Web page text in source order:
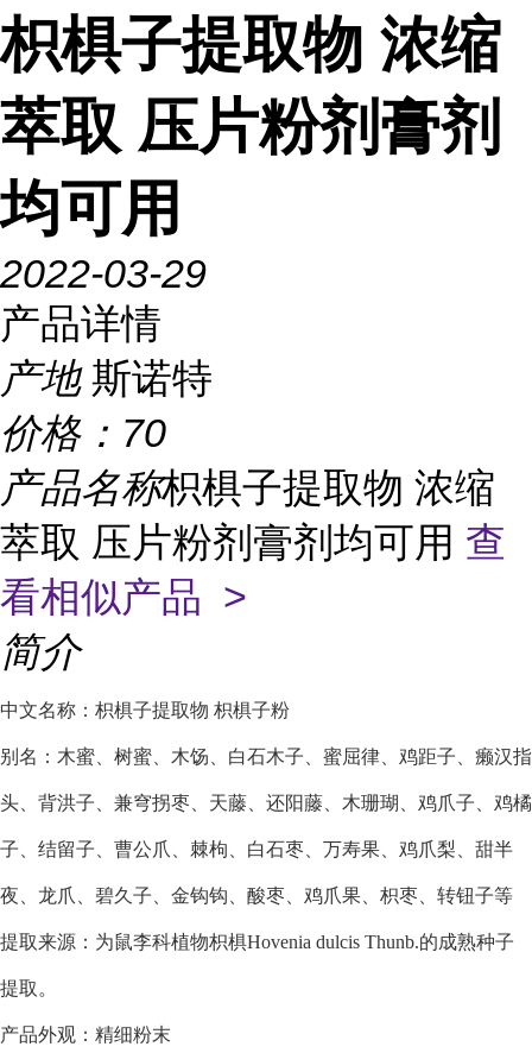
枳椇子提取物 浓缩
萃取 压片粉剂膏剂
均可用
2022-03-29
产品详情
产地 斯诺特
价格： 70
产品名称枳椇子提取物 浓缩
萃取 压片粉剂膏剂均可用 查
看相似产品 >
简介
中文名称：枳椇子提取物 枳椇子粉
别名：木蜜、树蜜、木饧、白石木子、蜜屈律、鸡距子、癞汉指
头、背洪子、兼穹拐枣、天藤、还阳藤、木珊瑚、鸡爪子、鸡橘
子、结留子、曹公爪、棘枸、白石枣、万寿果、鸡爪梨、甜半
夜、龙爪、碧久子、金钩钩、酸枣、鸡爪果、枳枣、转钮子等
提取来源：为鼠李科植物枳椇Hovenia dulcis Thunb.的成熟种子
提取。
产品外观：精细粉末